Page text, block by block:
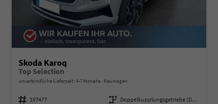
Skoda Karoq
Top Selection
unverbindliche Lieferzeit: 4-7 Monate Neuwagen
Fahrzeugnummer 197477 Getriebe
Doppelkupplungsgetriebe (DSG)